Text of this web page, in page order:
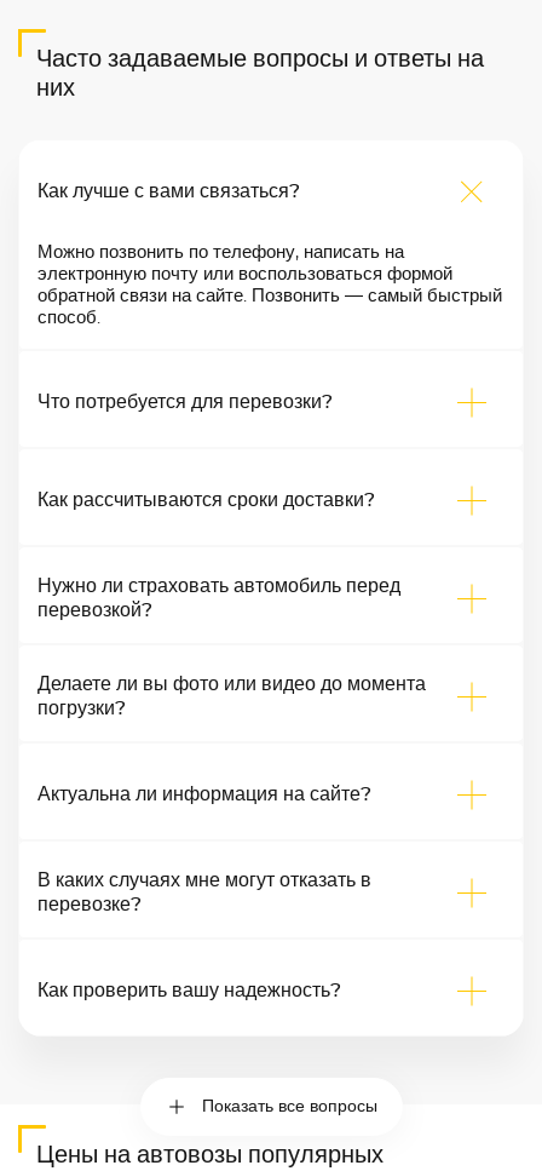
Часто задаваемые вопросы и ответы на
них
Как лучше с вами связаться?
Можно позвонить по телефону, написать на
электронную почту или воспользоваться формой
обратной связи на сайте. Позвонить — самый быстрый
способ.
Что потребуется для перевозки?
Как рассчитываются сроки доставки?
Нужно ли страховать автомобиль перед
перевозкой?
Делаете ли вы фото или видео до момента
погрузки?
Актуальна ли информация на сайте?
В каких случаях мне могут отказать в
перевозке?
Как проверить вашу надежность?
Показать все вопросы
Цены на автовозы популярных